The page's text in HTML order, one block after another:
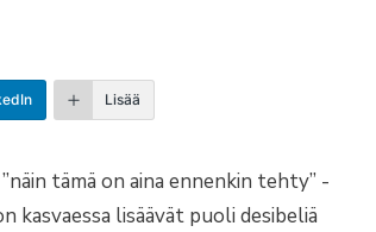
Lisää
tämä on aina ennenkin tehty” -
kasvaessa lisäävät puoli desibeliä